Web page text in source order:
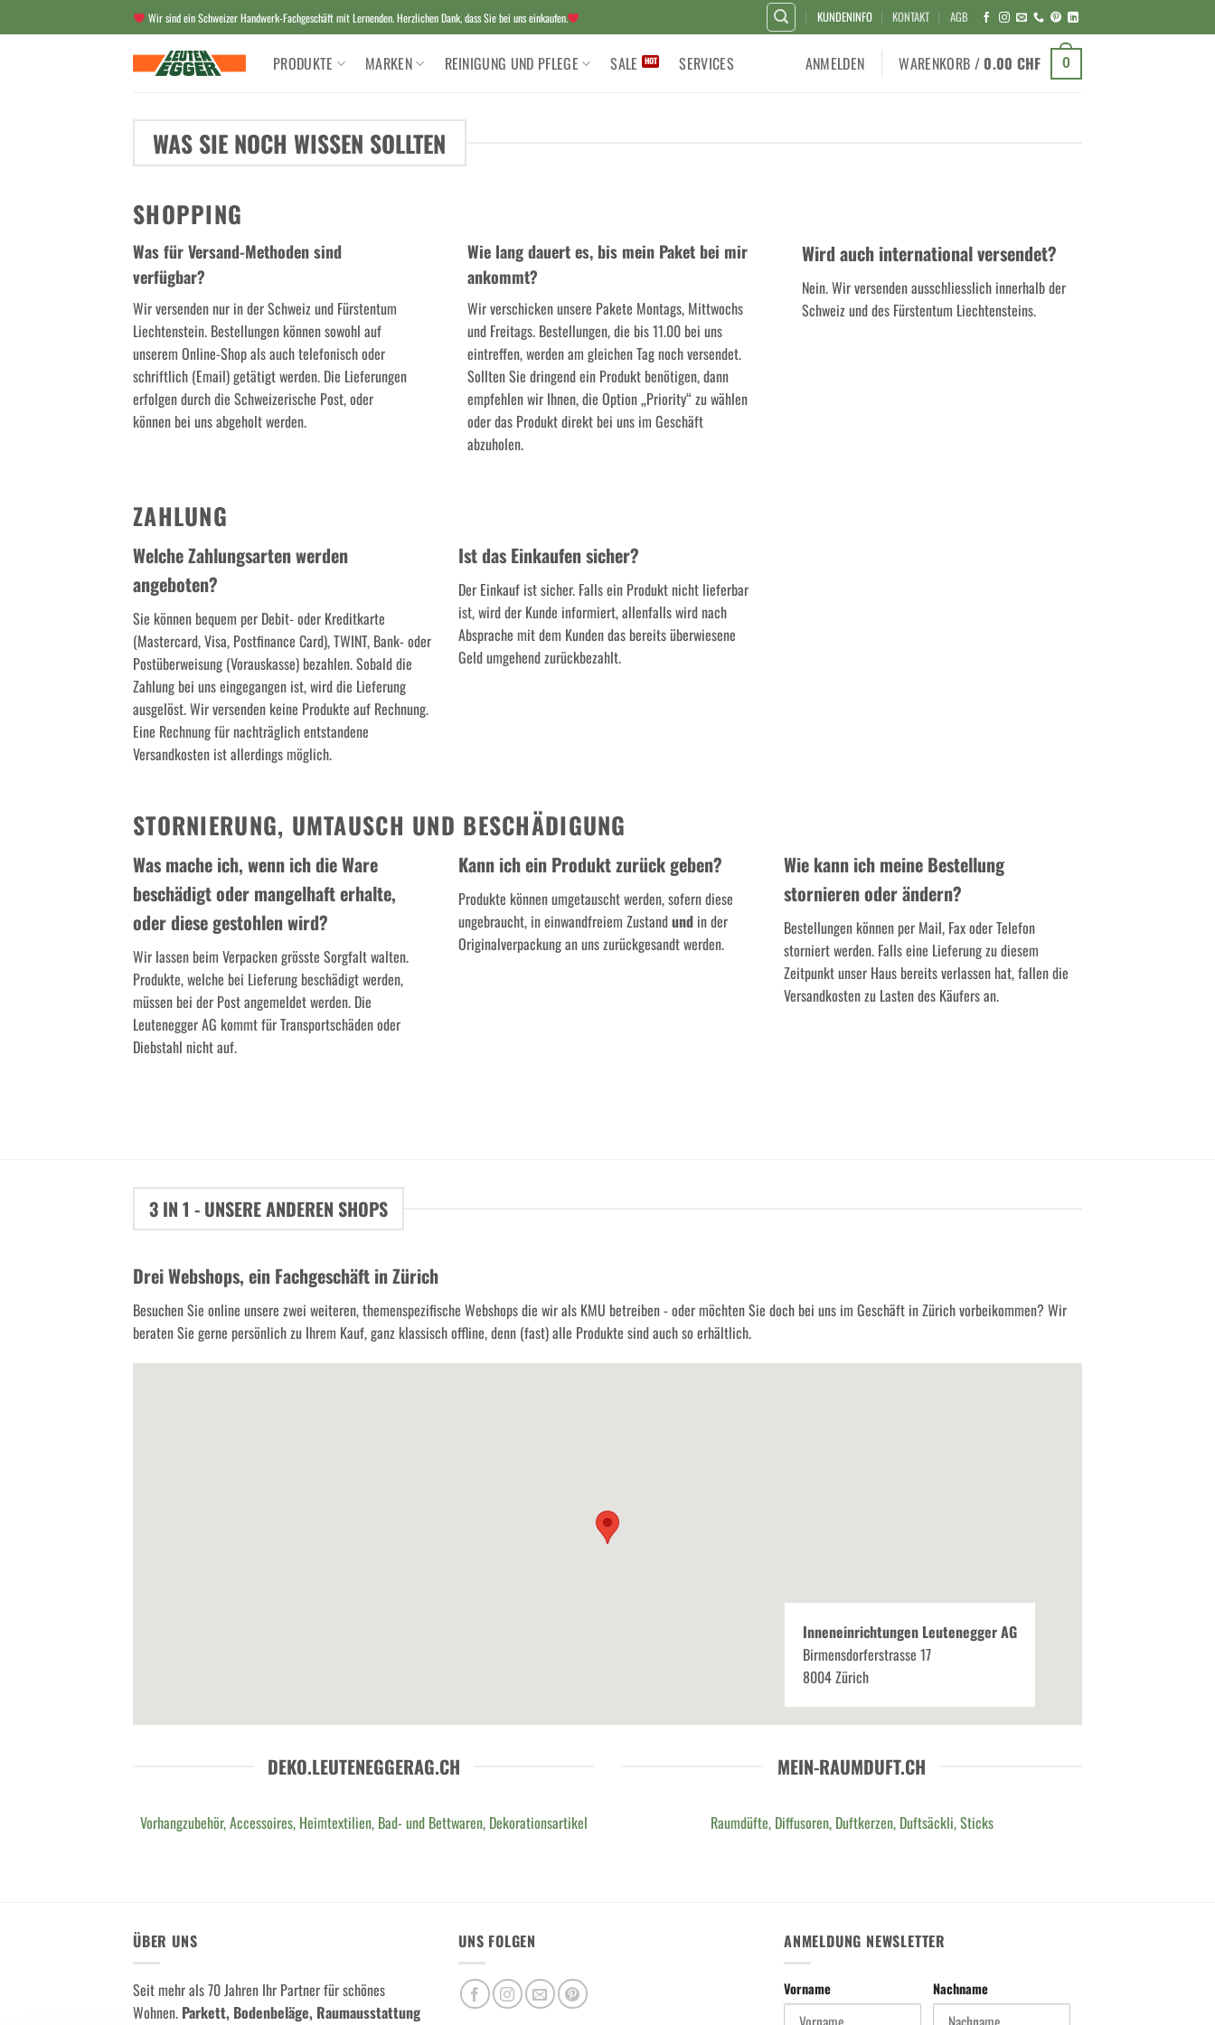
Inhalt
Wir sind ein Schweizer Handwerk-Fachgeschäft mit Lernenden. Herzlichen Dank, dass Sie bei uns einkaufen. KUNDENINFO KONTAKT AGB
PRODUKTE MARKEN REINIGUNG UND PFLEGE SALE SERVICES ANMELDEN WARENKORB / 0.00 CHF 0
WAS SIE NOCH WISSEN SOLLTEN
SHOPPING
Was für Versand-Methoden sind
verfügbar?
Wir versenden nur in der Schweiz und Fürstentum
Liechtenstein. Bestellungen können sowohl auf
unserem Online-Shop als auch telefonisch oder
schriftlich (Email) getätigt werden. Die Lieferungen
erfolgen durch die Schweizerische Post, oder
können bei uns abgeholt werden.
Wie lang dauert es, bis mein Paket bei mir
ankommt?
Wir verschicken unsere Pakete Montags, Mittwochs
und Freitags. Bestellungen, die bis 11.00 bei uns
eintreffen, werden am gleichen Tag noch versendet.
Sollten Sie dringend ein Produkt benötigen, dann
empfehlen wir Ihnen, die Option „Priority“ zu wählen
oder das Produkt direkt bei uns im Geschäft
abzuholen.
Wird auch international versendet?
Nein. Wir versenden ausschliesslich innerhalb der
Schweiz und des Fürstentum Liechtensteins.
ZAHLUNG
Welche Zahlungsarten werden
angeboten?
Sie können bequem per Debit- oder Kreditkarte
(Mastercard, Visa, Postfinance Card), TWINT, Bank- oder
Postüberweisung (Vorauskasse) bezahlen. Sobald die
Zahlung bei uns eingegangen ist, wird die Lieferung
ausgelöst. Wir versenden keine Produkte auf Rechnung.
Eine Rechnung für nachträglich entstandene
Versandkosten ist allerdings möglich.
Ist das Einkaufen sicher?
Der Einkauf ist sicher. Falls ein Produkt nicht lieferbar
ist, wird der Kunde informiert, allenfalls wird nach
Absprache mit dem Kunden das bereits überwiesene
Geld umgehend zurückbezahlt.
STORNIERUNG, UMTAUSCH UND BESCHÄDIGUNG
Was mache ich, wenn ich die Ware
beschädigt oder mangelhaft erhalte,
oder diese gestohlen wird?
Wir lassen beim Verpacken grösste Sorgfalt walten.
Produkte, welche bei Lieferung beschädigt werden,
müssen bei der Post angemeldet werden. Die
Leutenegger AG kommt für Transportschäden oder
Diebstahl nicht auf.
Kann ich ein Produkt zurück geben?
Produkte können umgetauscht werden, sofern diese
ungebraucht, in einwandfreiem Zustandund in der
Originalverpackung an uns zurückgesandt werden.
Wie kann ich meine Bestellung
stornieren oder ändern?
Bestellungen können per Mail, Fax oder Telefon
storniert werden. Falls eine Lieferung zu diesem
Zeitpunkt unser Haus bereits verlassen hat, fallen die
Versandkosten zu Lasten des Käufers an.
3 IN 1 - UNSERE ANDEREN SHOPS
Drei Webshops, ein Fachgeschäft in Zürich
Besuchen Sie online unsere zwei weiteren, themenspezifische Webshops die wir als KMU betreiben - oder möchten Sie doch bei uns im Geschäft in Zürich vorbeikommen? Wir
beraten Sie gerne persönlich zu Ihrem Kauf, ganz klassisch offline, denn (fast) alle Produkte sind auch so erhältlich.
Inneneinrichtungen Leutenegger AG
Birmensdorferstrasse 17
8004 Zürich
DEKO.LEUTENEGGERAG.CH
Vorhangzubehör, Accessoires, Heimtextilien, Bad- und Bettwaren, Dekorationsartikel
MEIN-RAUMDUFT.CH
Raumdüfte, Diffusoren, Duftkerzen, Duftsäckli, Sticks
ÜBER UNS
Seit mehr als 70 Jahren Ihr Partner für schönes
Wohnen. Parkett, Bodenbeläge, Raumausstattung
UNS FOLGEN ANMELDUNG NEWSLETTER
Vorname Nachname